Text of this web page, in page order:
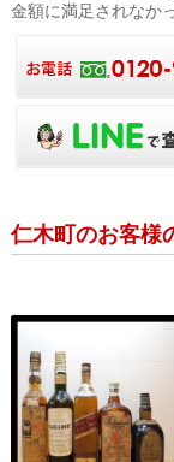
金額に満足されなか
仁木町のお客様